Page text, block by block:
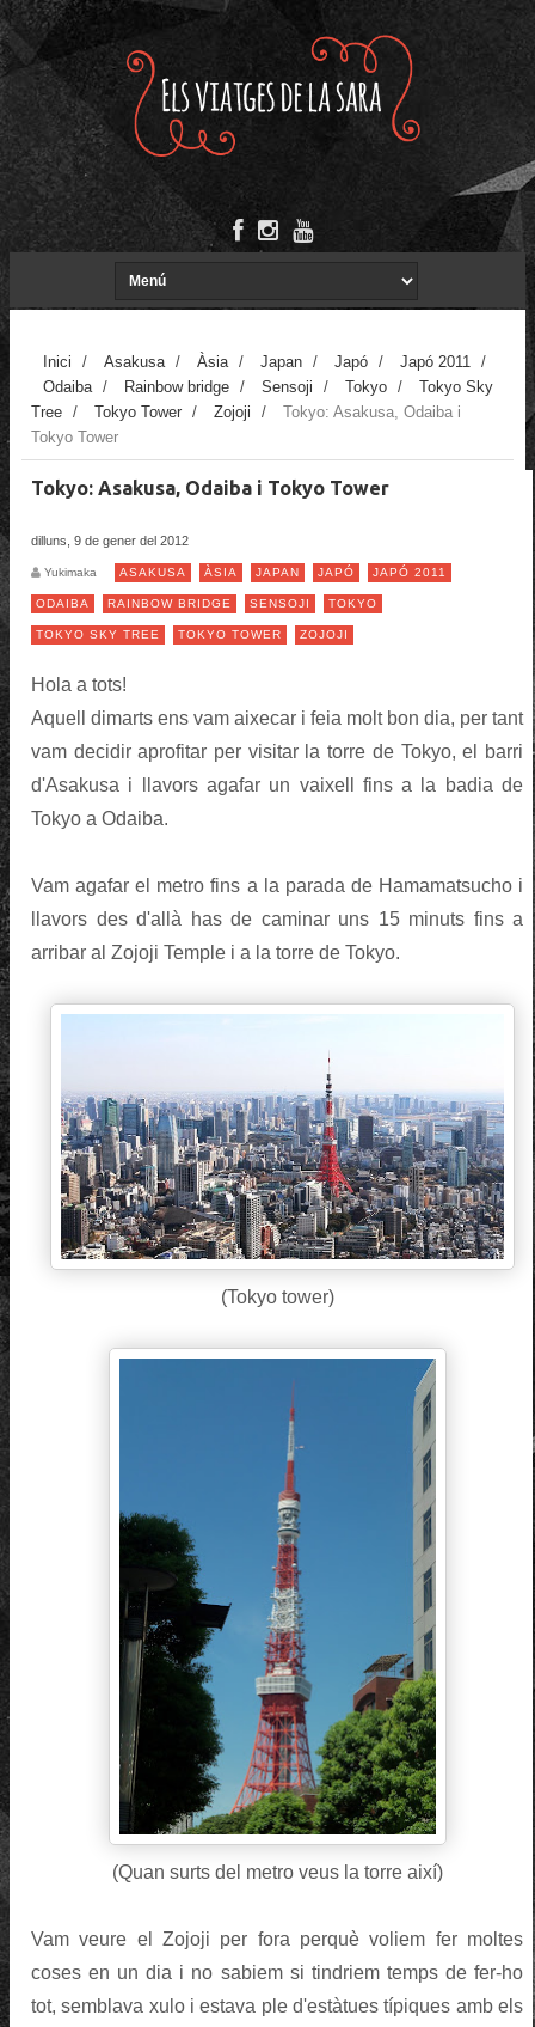
Inici / Asakusa / Àsia / Japan / Japó / Japó 2011
/
Odaiba / Rainbow bridge / Sensoji / Tokyo /
Tokyo Sky
Tree / Tokyo Tower / Zojoji /
Tokyo: Asakusa, Odaiba i
Tokyo Tower
Tokyo: Asakusa, Odaiba i Tokyo Tower
dilluns, 9 de gener del 2012
Yukimaka ASAKUSA ÀSIA JAPAN JAPÓ JAPÓ 2011
ODAIBA RAINBOW BRIDGE SENSOJI TOKYO
TOKYO SKY TREE TOKYO TOWER ZOJOJI
Hola a tots!
Aquell dimarts ens vam aixecar i feia molt bon dia, per tant
vam decidir aprofitar per visitar la torre de Tokyo, el barri
d'Asakusa i llavors agafar un vaixell fins a la badia de
Tokyo a Odaiba.
Vam agafar el metro fins a la parada de Hamamatsucho i
llavors des d'allà has de caminar uns 15 minuts fins a
arribar al Zojoji Temple i a la torre de Tokyo.
(Tokyo tower)
(Quan surts del metro veus la torre així)
Vam veure el Zojoji per fora perquè voliem fer moltes
coses en un dia i no sabiem si tindriem temps de fer-ho
tot, semblava xulo i estava ple d'estàtues típiques amb els